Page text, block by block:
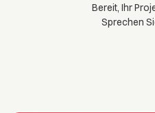
Bereit, Ihr
Sprechen